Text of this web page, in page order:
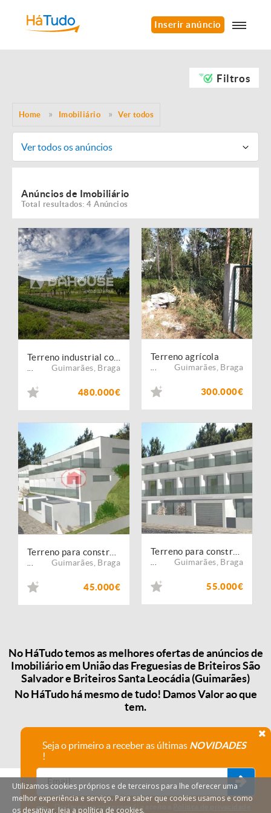
Inserir anúncio
Filtros
Home Imobiliário Ver todos
Ver todos os anúncios
Anúncios de Imobiliário
Total resultados: 4 Anúncios
Terreno industrial com 9243 m2
Guimarães Braga
480.000€
Terreno agrícola
Guimarães Braga
300.000€
Guimarães Braga
45.000€
Guimarães Braga
55.000€
No HáTudo temos as melhores ofertas de anúncios de
Imobiliário em União das Freguesias de Briteiros São
Salvador e Briteiros Santa Leocádia (Guimarães)
No HáTudo há mesmo de tudo! Damos Valor ao que
tem.
Seja o primeiro a receber as últimas NOVIDADES
!
Declaro que compreendi e aceito a Política de privacidade
Utilizamos cookies próprios e de terceiros para lhe oferecer uma
melhor experiência e serviço. Para saber que cookies usamos e como
os desativar, leia a política de cookies.